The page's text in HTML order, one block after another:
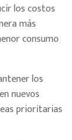
los costos
más
consumo
los
nuevos
prioritarias